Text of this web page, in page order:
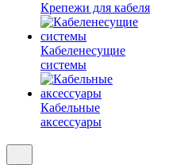
Крепежи для кабеля
Кабеленесущие
системы
Кабельные
аксессуары